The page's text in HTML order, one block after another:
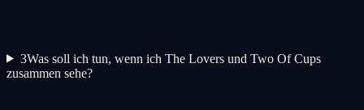
3Was soll ich tun, wenn ich The Lovers und Two Of Cups
zusammen sehe?